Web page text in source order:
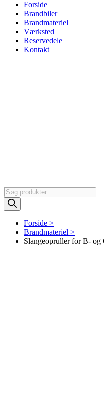
Forside
Brandbiler
Brandmateriel
Værksted
Reservedele
Kontakt
Products
search
Forside >
Brandmateriel >
Slangeopruller for B- og